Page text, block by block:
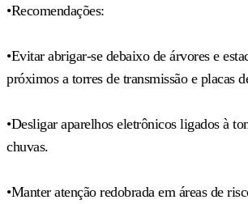
•Recomendações:
•Evitar abrigar-se debaixo de árvores e
próximos a torres de transmissão e placas
•Desligar aparelhos eletrônicos ligados à
chuvas.
•Manter atenção redobrada em áreas de